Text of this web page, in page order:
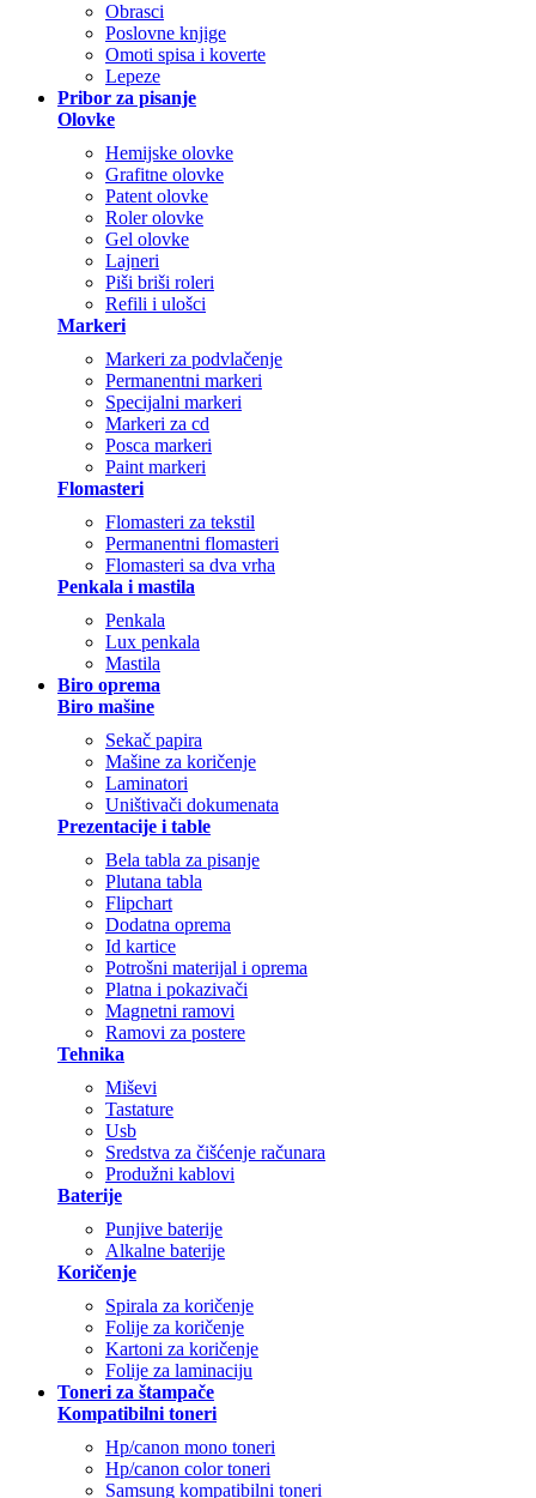
Obrasci
Poslovne knjige
Omoti spisa i koverte
Lepeze
Pribor za pisanje
Olovke
Hemijske olovke
Grafitne olovke
Patent olovke
Roler olovke
Gel olovke
Lajneri
Piši briši roleri
Refili i ulošci
Markeri
Markeri za podvlačenje
Permanentni markeri
Specijalni markeri
Markeri za cd
Posca markeri
Paint markeri
Flomasteri
Flomasteri za tekstil
Permanentni flomasteri
Flomasteri sa dva vrha
Penkala i mastila
Penkala
Lux penkala
Mastila
Biro oprema
Biro mašine
Sekač papira
Mašine za koričenje
Laminatori
Uništivači dokumenata
Prezentacije i table
Bela tabla za pisanje
Plutana tabla
Flipchart
Dodatna oprema
Id kartice
Potrošni materijal i oprema
Platna i pokazivači
Magnetni ramovi
Ramovi za postere
Tehnika
Miševi
Tastature
Usb
Sredstva za čišćenje računara
Produžni kablovi
Baterije
Punjive baterije
Alkalne baterije
Koričenje
Spirala za koričenje
Folije za koričenje
Kartoni za koričenje
Folije za laminaciju
Toneri za štampače
Kompatibilni toneri
Hp/canon mono toneri
Hp/canon color toneri
Samsung kompatibilni toneri